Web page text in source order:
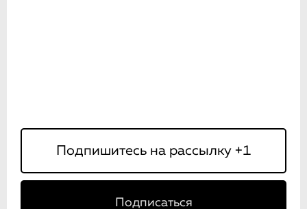
Подписаться